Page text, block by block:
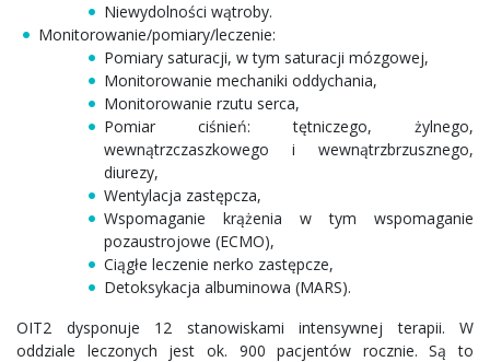
Niewydolności wątroby.
Monitorowanie/pomiary/leczenie:
Pomiary saturacji, w tym saturacji mózgowej,
Monitorowanie mechaniki oddychania,
Monitorowanie rzutu serca,
Pomiar ciśnień: tętniczego, żylnego,
wewnątrzczaszkowego i wewnątrzbrzusznego,
diurezy,
Wentylacja zastępcza,
Wspomaganie krążenia w tym wspomaganie
pozaustrojowe (ECMO),
Ciągłe leczenie nerko zastępcze,
Detoksykacja albuminowa (MARS).
OIT2 dysponuje 12 stanowiskami intensywnej terapii. W
oddziale leczonych jest ok. 900 pacjentów rocznie. Są to